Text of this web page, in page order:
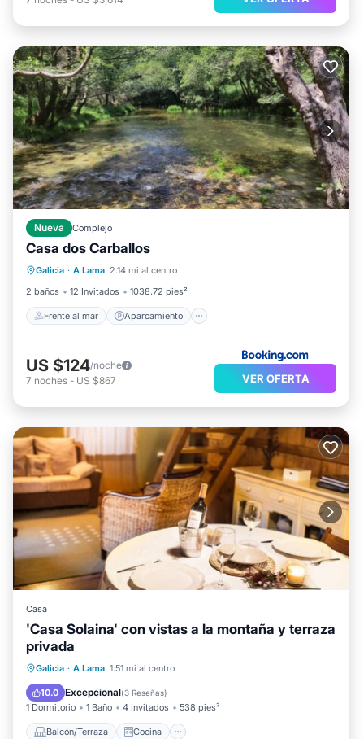
Nueva Complejo
Casa dos Carballos
Galicia · A Lama 2.14 mi al centro
2 baños
12 Invitados 1038.72 pies²
Frente al mar Aparcamiento
Frente al mar
Vista al mar
US $124/noche
7 noches - US $867 VER OFERTA
Casa
'Casa Solaina' con vistas a la montaña y terraza
privada
Galicia · A Lama 1.51 mi al centro
10.0 Excepcional(3 Reseñas)
1 Dormitorio 1 Baño 4 Invitados 538 pies²
Balcón/Terraza Cocina
Balcón/Terraza
Se admiten mascotas